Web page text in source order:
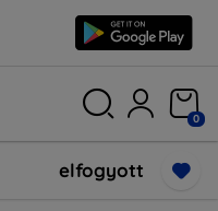
0
elfogyott